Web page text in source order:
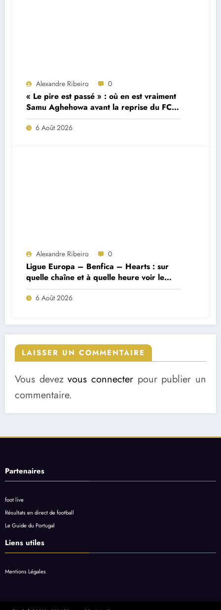
Alexandre Ribeiro 0
« Le pire est passé » : où en est vraiment
Samu Aghehowa avant la reprise du FC
Porto ?
6 Août 2026
Alexandre Ribeiro 0
Ligue Europa – Benfica – Hearts : sur
quelle chaîne et à quelle heure voir le
match ?
6 Août 2026
LAISSER UN COMMENTAIRE
Vous devezvous connecter pour publier un
commentaire.
Partenaires
foot live
Résultats en direct de football
Le Guide du Portugal
Liens utiles
Mentions Légales